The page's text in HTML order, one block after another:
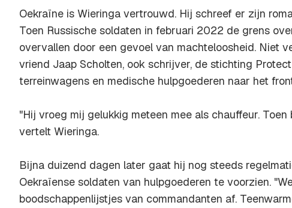
Oekraïne is Wieringa vertrouwd. Hij schreef er zijn
Toen Russische soldaten in februari 2022 de grens
overvallen door een gevoel van machteloosheid. Niet
vriend Jaap Scholten, ook schrijver, de stichting
terreinwagens en medische hulpgoederen naar het
"Hij vroeg mij gelukkig meteen mee als chauffeur. Toen
vertelt Wieringa.
Bijna duizend dagen later gaat hij nog steeds
Oekraïense soldaten van hulpgoederen te voorzien.
boodschappenlijstjes van commandanten af.